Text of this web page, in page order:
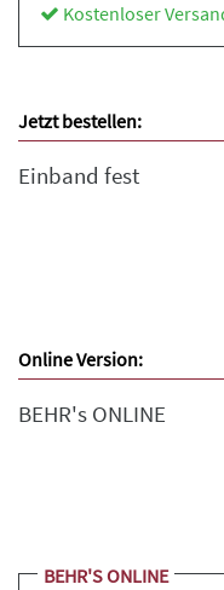
Kostenloser
Jetzt bestellen:
Einband fest
Online Version:
BEHR's ONLINE
BEHR'S ONLINE